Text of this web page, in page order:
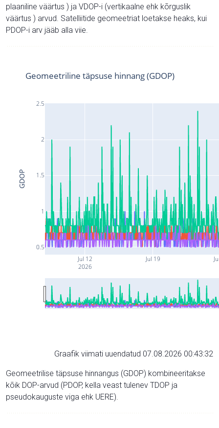
plaaniline väärtus ) ja VDOP-i (vertikaalne ehk kõrguslik
väärtus ) arvud. Satelliitide geomeetriat loetakse heaks, kui
PDOP-i arv jääb alla viie.
Jul 12
2026
Jul 19
0.5
1
1.5
2
2.5
Geomeetriline täpsuse hinnang (GDOP)
GDOP
Graafik viimati uuendatud 07.08.2026 00:43:32
Geomeetrilise täpsuse hinnangus (GDOP) kombineeritakse
kõik DOP-arvud (PDOP, kella veast tulenev TDOP ja
pseudokauguste viga ehk UERE).